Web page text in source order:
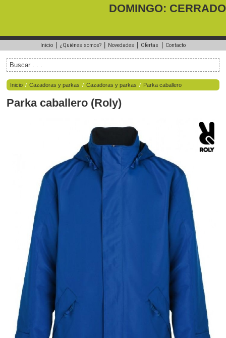
DOMINGO: CERRADO
Inicio ¿Quiénes somos? Novedades Ofertas Contacto
Inicio / Cazadoras y parkas / Cazadoras y parkas / Parka caballero
Parka caballero (Roly)